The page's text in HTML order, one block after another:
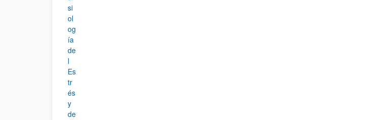
si
ol
og
ía
de
l
Es
tr
és
y
de